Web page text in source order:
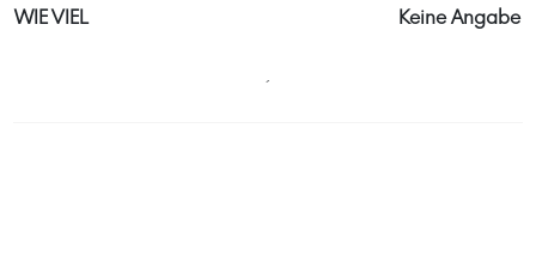
WIE VIEL
Keine Angabe
´